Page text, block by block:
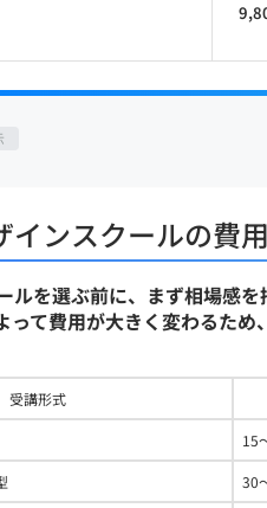
ィック：Photoshop /
ーフレーム：Figma / Miro
：WordPress / Studio
ィング・分析ツール
Insight / Clarity /
インスクールの費
ルを選ぶ前に、まず相場感
て費用が大きく変わるため
受講形式
15
30